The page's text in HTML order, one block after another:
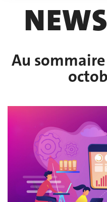
NEWS
Au